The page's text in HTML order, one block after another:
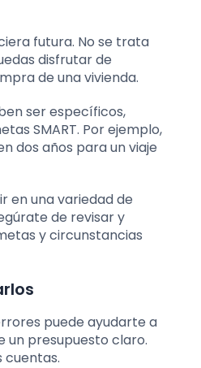
futura. No se trata
disfrutar de
de una vivienda.
ser específicos,
SMART. Por ejemplo,
dos años para un viaje
en una variedad de
de revisar y
y circunstancias
puede ayudarte a
un presupuesto claro.
cuentas.